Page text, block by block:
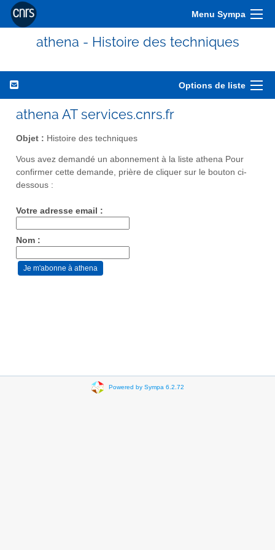
Menu Sympa
athena - Histoire des techniques
Options de liste
athena AT services.cnrs.fr
Objet : Histoire des techniques
Vous avez demandé un abonnement à la liste athena Pour
confirmer cette demande, prière de cliquer sur le bouton ci-
dessous :
Votre adresse email :
Nom :
Powered by Sympa 6.2.72